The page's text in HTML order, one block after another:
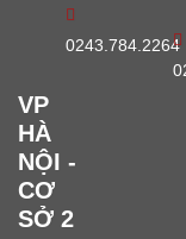
0243.784.2264
VP
HÀ
NỘI -
CƠ
SỞ 2